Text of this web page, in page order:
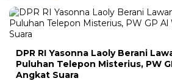
DPR RI Yasonna Laoly Berani
Puluhan Telepon Misterius, PW
Angkat Suara